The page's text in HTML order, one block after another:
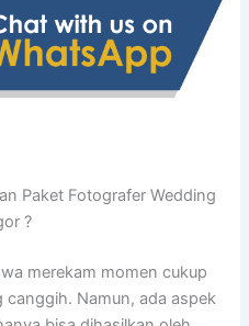
Paket Fotografer Wedding
?
merekam momen cukup
Namun, ada aspek